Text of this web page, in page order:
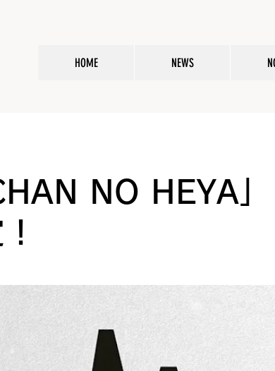
HOME NEWS
NO HEYA」